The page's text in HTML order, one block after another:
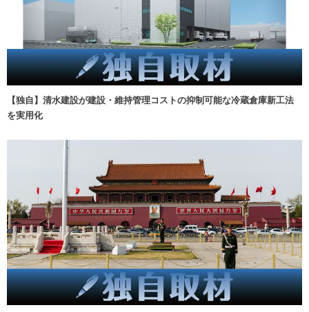
【独自】清水建設が建設・維持管理コストの抑制可能な冷蔵倉庫新工法
を実用化